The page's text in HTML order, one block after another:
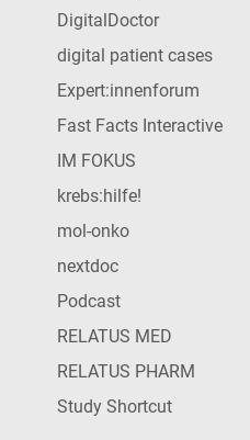
DigitalDoctor
digital patient cases
Expert:innenforum
Fast Facts Interactive
IM FOKUS
krebs:hilfe!
mol-onko
nextdoc
Podcast
RELATUS MED
RELATUS PHARM
Study Shortcut